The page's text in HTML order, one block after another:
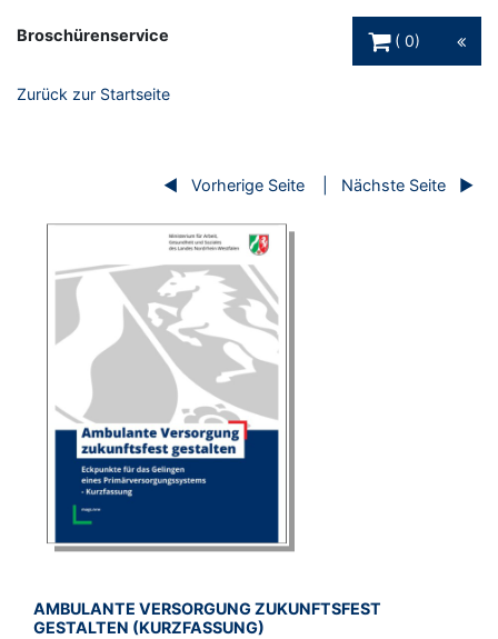
Broschürenservice
0
Zurück zur Startseite
Vorherige Seite Nächste Seite
BROSCHÜRE:
AMBULANTE VERSORGUNG ZUKUNFTSFEST
GESTALTEN (KURZFASSUNG)